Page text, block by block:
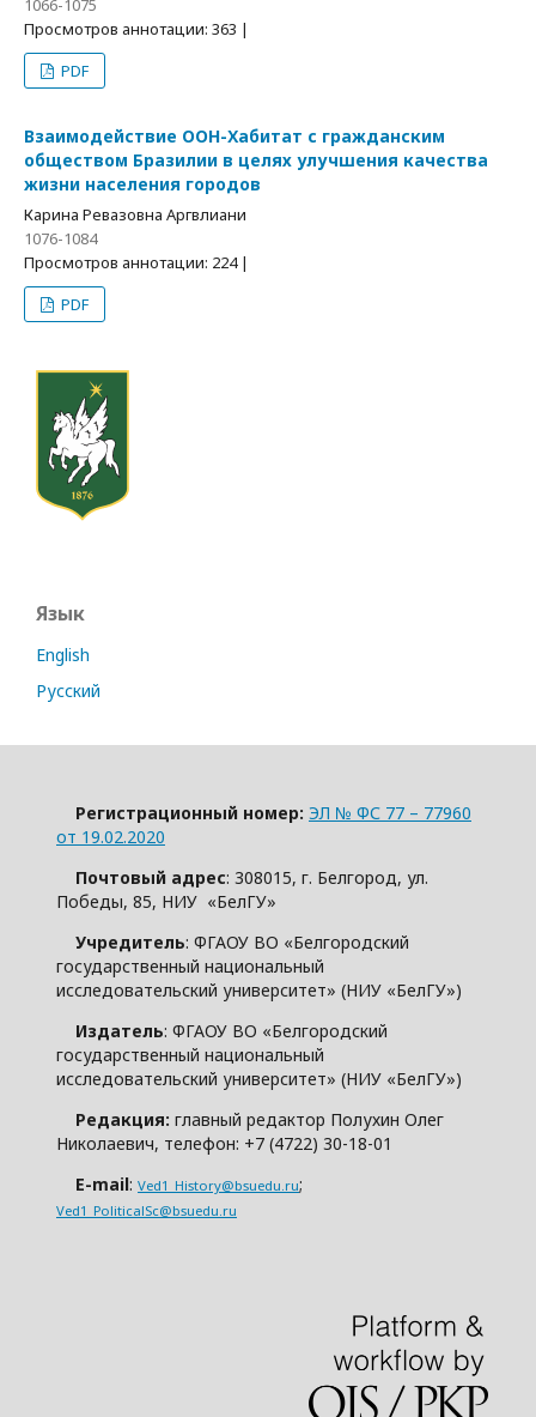
1066-1075
Просмотров аннотации: 363 |
PDF
Взаимодействие ООН-Хабитат c гражданским
обществом Бразилии в целях улучшения качества
жизни населения городов
Карина Ревазовна Аргвлиани
1076-1084
Просмотров аннотации: 224 |
PDF
Язык
English
Русский
Регистрационный номер: ЭЛ № ФС 77 – 77960
от 19.02.2020
Почтовый адрес: 308015, г. Белгород, ул.
Победы, 85, НИУ «БелГУ»
Учредитель: ФГАОУ ВО «Белгородский
государственный национальный
исследовательский университет» (НИУ «БелГУ»)
Издатель: ФГАОУ ВО «Белгородский
государственный национальный
исследовательский университет» (НИУ «БелГУ»)
Редакция: главный редактор Полухин Олег
Николаевич, телефон: +7 (4722) 30-18-01
E-mail: Ved1_History@bsuedu.ru;
Ved1_PoliticalSc@bsuedu.ru